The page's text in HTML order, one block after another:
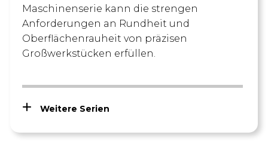
Maschinenserie kann die strengen
Anforderungen an Rundheit und
Oberflächenrauheit von präzisen
Großwerkstücken erfüllen.
Weitere Serien